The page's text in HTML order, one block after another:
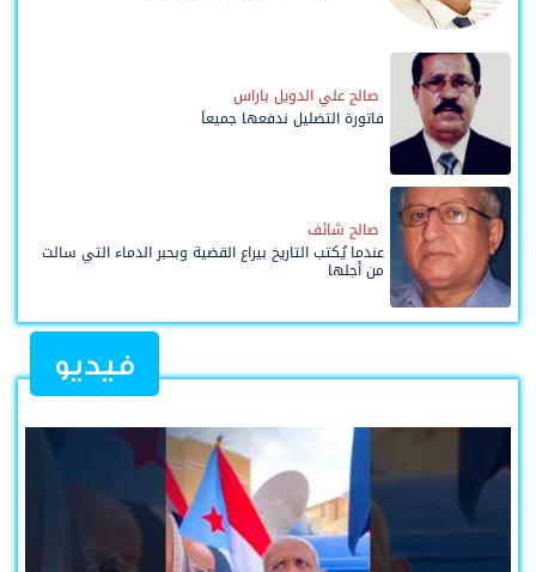
صالح علي الدويل باراس
فاتورة التضليل ندفعها جميعاً
صالح شائف
عندما يُكتب التاريخ بيراع القضية وبحبر الدماء التي سالت
من أجلها
فيديو